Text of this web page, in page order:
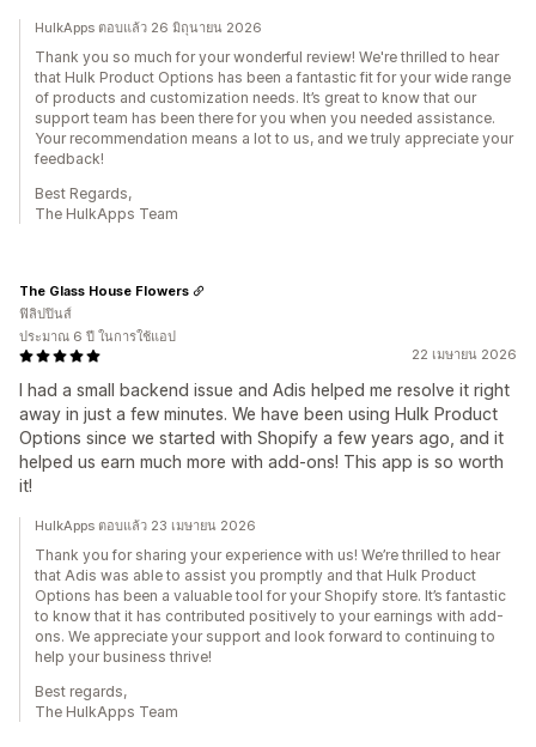
HulkApps ตอบแล้ว 26 มิถุนายน 2026
Thank you so much for your wonderful review! We're thrilled to hear
that Hulk Product Options has been a fantastic fit for your wide range
of products and customization needs. It’s great to know that our
support team has been there for you when you needed assistance.
Your recommendation means a lot to us, and we truly appreciate your
feedback!
Best Regards,
The HulkApps Team
22 เมษายน 2026
I had a small backend issue and Adis helped me resolve it right
away in just a few minutes. We have been using Hulk Product
Options since we started with Shopify a few years ago, and it
helped us earn much more with add-ons! This app is so worth
it!
The Glass House Flowers
ฟิลิปปินส์
ประมาณ 6 ปี ในการใช้แอป
HulkApps ตอบแล้ว 23 เมษายน 2026
Thank you for sharing your experience with us! We’re thrilled to hear
that Adis was able to assist you promptly and that Hulk Product
Options has been a valuable tool for your Shopify store. It’s fantastic
to know that it has contributed positively to your earnings with add-
ons. We appreciate your support and look forward to continuing to
help your business thrive!
Best regards,
The HulkApps Team